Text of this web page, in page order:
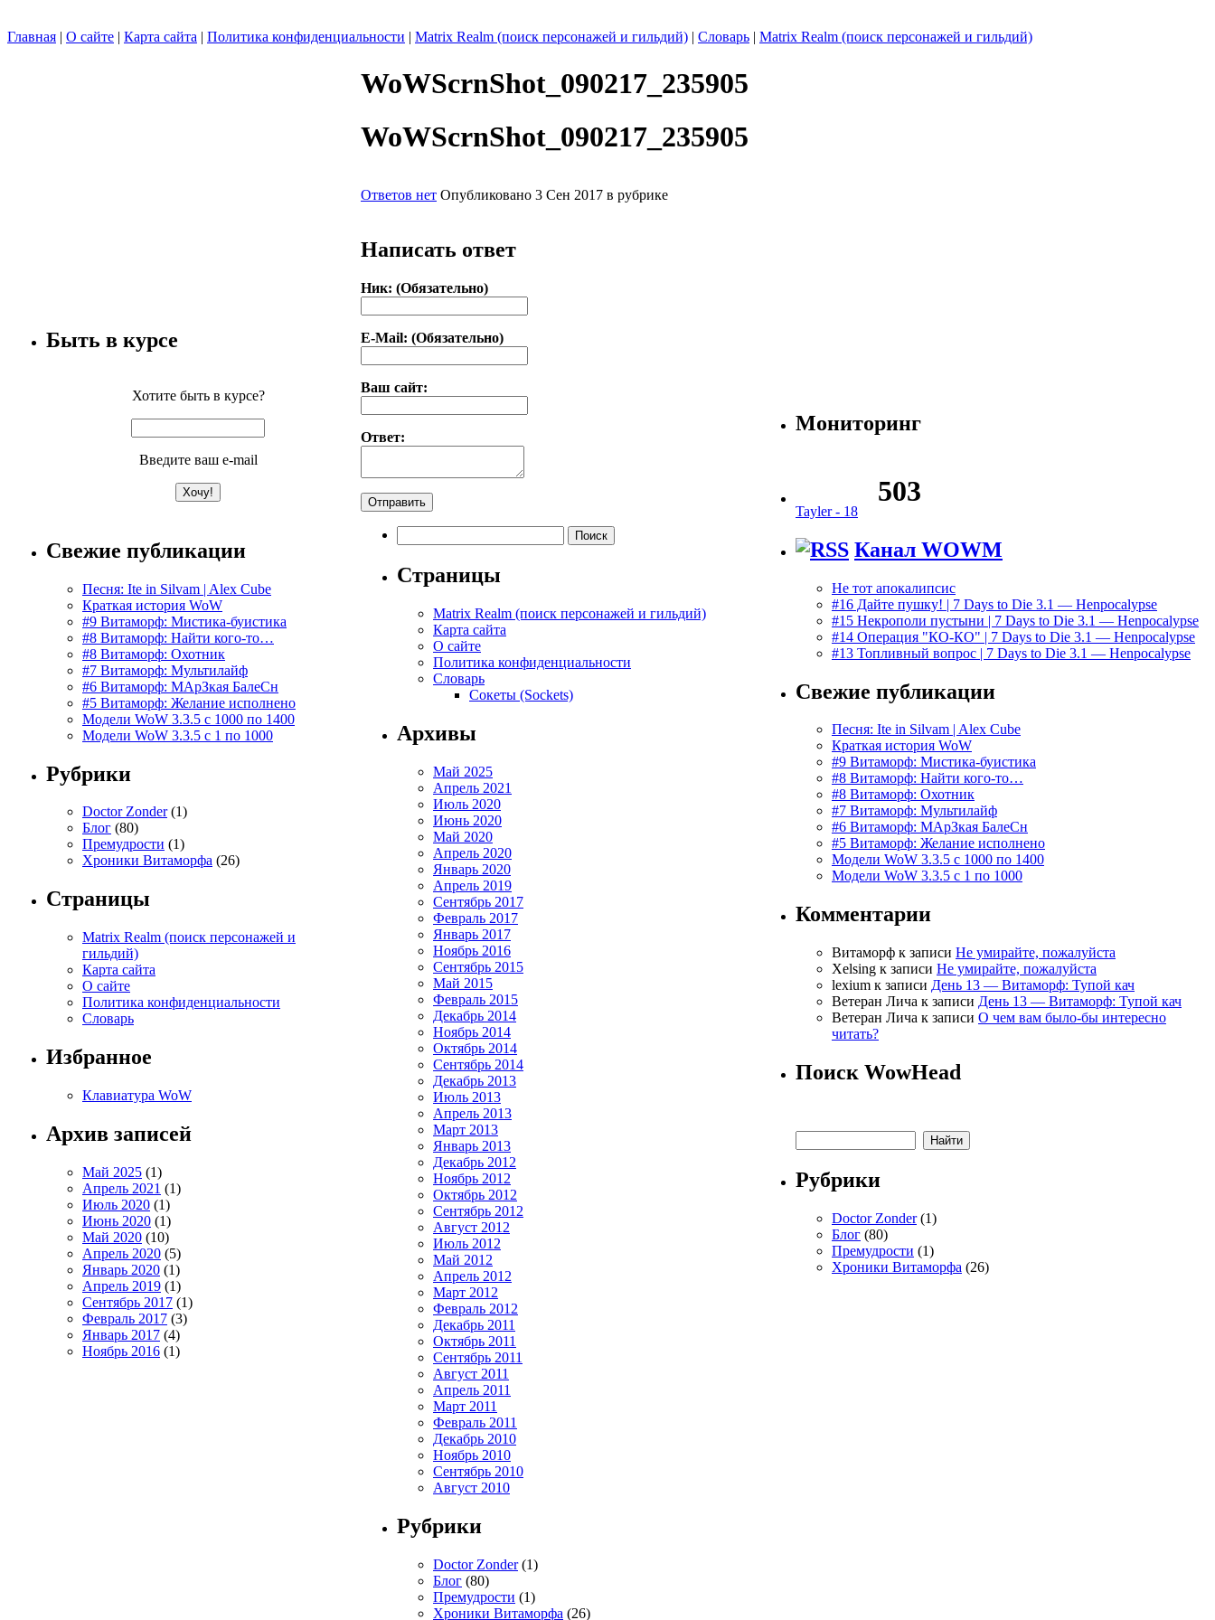
Главная | О сайте | Карта сайта | Политика конфиденциальности | Matrix Realm (поиск персонажей и гильдий) | Словарь | Matrix Realm (поиск персонажей и гильдий)
Быть в курсе
Хотите быть в курсе?
Введите ваш e-mail
Свежие публикации
Песня: Ite in Silvam | Alex Cube
Краткая история WoW
#9 Витаморф: Мистика-буистика
#8 Витаморф: Найти кого-то…
#8 Витаморф: Охотник
#7 Витаморф: Мультилайф
#6 Витаморф: МАрЗкая БалеСн
#5 Витаморф: Желание исполнено
Модели WoW 3.3.5 с 1000 по 1400
Модели WoW 3.3.5 с 1 по 1000
Рубрики
Doctor Zonder(1)
Блог (80)
Премудрости (1)
Хроники Витаморфа (26)
Страницы
Matrix Realm (поиск персонажей и
гильдий)
Карта сайта
О сайте
Политика конфиденциальности
Словарь
Избранное
Клавиатура WoW
Архив записей
Май 2025 (1)
Апрель 2021 (1)
Июль 2020 (1)
Июнь 2020 (1)
Май 2020 (10)
Апрель 2020 (5)
Январь 2020 (1)
Апрель 2019 (1)
Сентябрь 2017 (1)
Февраль 2017 (3)
Январь 2017 (4)
Ноябрь 2016 (1)
WoWScrnShot_090217_235905
WoWScrnShot_090217_235905
Ответов нет Опубликовано 3 Сен 2017 в рубрике
Написать ответ
Ник: (Обязательно)
E-Mail: (Обязательно)
Ваш сайт:
Ответ:
Страницы
Matrix Realm (поиск персонажей и гильдий)
Карта сайта
О сайте
Политика конфиденциальности
Словарь
Сокеты (Sockets)
Архивы
Май 2025
Апрель 2021
Июль 2020
Июнь 2020
Май 2020
Апрель 2020
Январь 2020
Апрель 2019
Сентябрь 2017
Февраль 2017
Январь 2017
Ноябрь 2016
Сентябрь 2015
Май 2015
Февраль 2015
Декабрь 2014
Ноябрь 2014
Октябрь 2014
Сентябрь 2014
Декабрь 2013
Июль 2013
Апрель 2013
Март 2013
Январь 2013
Декабрь 2012
Ноябрь 2012
Октябрь 2012
Сентябрь 2012
Август 2012
Июль 2012
Май 2012
Апрель 2012
Март 2012
Февраль 2012
Декабрь 2011
Октябрь 2011
Сентябрь 2011
Август 2011
Апрель 2011
Март 2011
Февраль 2011
Декабрь 2010
Ноябрь 2010
Сентябрь 2010
Август 2010
Рубрики
Doctor Zonder(1)
Блог (80)
Премудрости (1)
Хроники Витаморфа (26)
Мониторинг
Tayler - 18
Канал WOWM
Не тот апокалипсис
#16 Дайте пушку! | 7 Days to Die 3.1 — Henpocalypse
#15 Некрополи пустыни | 7 Days to Die 3.1 — Henpocalypse
#14 Операция "КО-КО" | 7 Days to Die 3.1 — Henpocalypse
#13 Топливный вопрос | 7 Days to Die 3.1 — Henpocalypse
Свежие публикации
Песня: Ite in Silvam | Alex Cube
Краткая история WoW
#9 Витаморф: Мистика-буистика
#8 Витаморф: Найти кого-то…
#8 Витаморф: Охотник
#7 Витаморф: Мультилайф
#6 Витаморф: МАрЗкая БалеСн
#5 Витаморф: Желание исполнено
Модели WoW 3.3.5 с 1000 по 1400
Модели WoW 3.3.5 с 1 по 1000
Комментарии
Витаморф к записи Не умирайте, пожалуйста
Xelsing к записи Не умирайте, пожалуйста
lexium к записи День 13 — Витаморф: Тупой кач
Ветеран Лича к записи День 13 — Витаморф: Тупой кач
Ветеран Лича к записи О чем вам было-бы интересно
читать?
Поиск WowHead
Рубрики
Doctor Zonder(1)
Блог (80)
Премудрости (1)
Хроники Витаморфа (26)